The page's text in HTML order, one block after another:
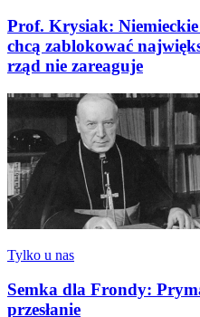
Prof. Krysiak:
chcą zablokować
rząd nie zareaguje
Tylko u nas
Semka dla Frondy:
przesłanie